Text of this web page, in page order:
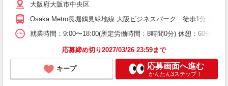
大阪府大阪市中央区
Osaka Metro長堀鶴見緑地線 大阪ビジネスパーク 徒歩1分 JR大
就業時間：9:00〜18:00(所定労働時間：8時間0分) 休憩：60分 時
応募締め切り2027/03/26 23:59まで
キープ 応募画面へ進む
かんたん3ステップ！